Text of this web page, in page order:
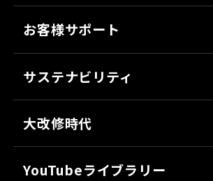
ソリューション
ミッチャクロン
パテ
上塗り
サフェーサー
お客様サポート
各種書類のご依頼
会社見学
サステナビリティ
技術革新
大改修時代
YouTubeライブラリー